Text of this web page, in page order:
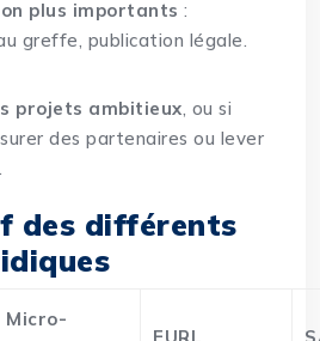
plus importants :
greffe, publication légale.
projets ambitieux, ou si
des partenaires ou lever
des différents
Micro-